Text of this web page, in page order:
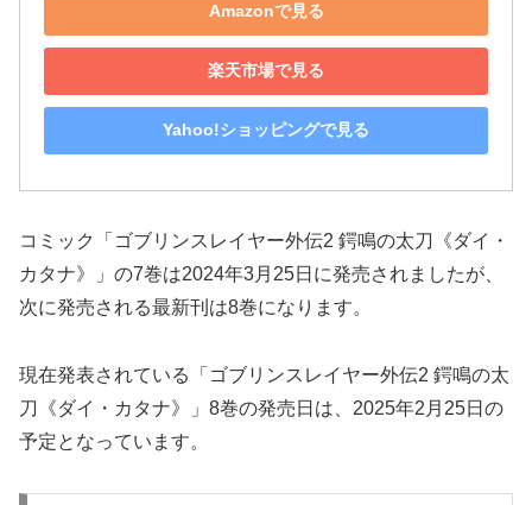
Amazonで見る
楽天市場で見る
Yahoo!ショッピングで見る
コミック「ゴブリンスレイヤー外伝2 鍔鳴の太刀《ダイ・
カタナ》」の7巻は2024年3月25日に発売されましたが、
次に発売される最新刊は8巻になります。
現在発表されている「ゴブリンスレイヤー外伝2 鍔鳴の太
刀《ダイ・カタナ》」8巻の発売日は、2025年2月25日の
予定となっています。